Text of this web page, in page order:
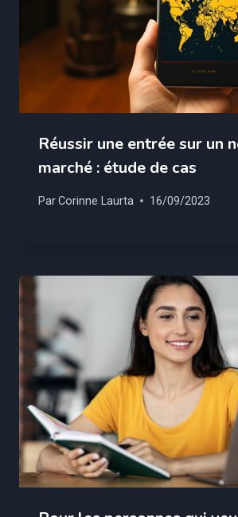
Réussir une entrée sur un
marché : étude de cas
ParCorinne Laurta 16/09/2023